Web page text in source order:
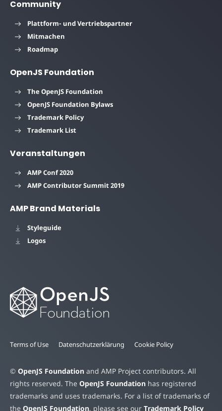
Community
Plattform- und Vertriebspartner
Mitmachen
Roadmap
OpenJS Foundation
The OpenJS Foundation
OpenJS Foundation Bylaws
Trademark Policy
Trademark List
Veranstaltungen
AMP Conf 2020
AMP Contributor Summit 2019
AMP Brand Materials
Styleguide
Logos
Terms of Use Datenschutzerklärung Cookie Policy
© OpenJS Foundation and AMP Project contributors. All
rights reserved. The OpenJS Foundation has registered
trademarks and uses trademarks. For a list of trademarks of
the OpenJS Foundation, please see our Trademark Policy